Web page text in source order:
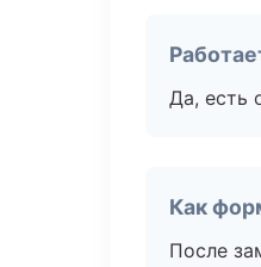
Да, есть
Как
После